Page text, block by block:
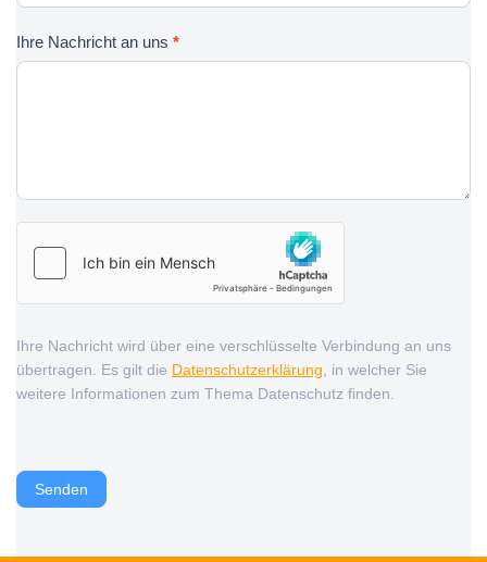
Ihre Nachricht an uns *
Ihre Nachricht wird über eine verschlüsselte Verbindung an uns
übertragen. Es gilt die Datenschutzerklärung, in welcher Sie
weitere Informationen zum Thema Datenschutz finden.
Senden